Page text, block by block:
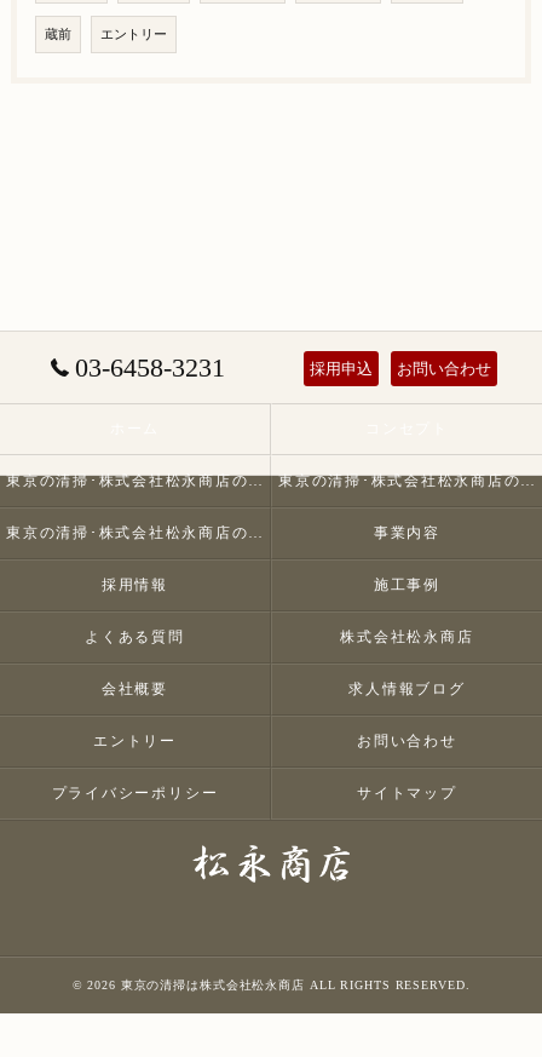
蔵前 エントリー
03-6458-3231 採用申込 お問い合わせ
東京の清掃･株式会社松永商店の口コミ情報 東京の清掃･株式会社松永商店の評判
東京の清掃･株式会社松永商店のお客様の声 事業内容
採用情報 施工事例
よくある質問 株式会社松永商店
会社概要 求人情報ブログ
エントリー お問い合わせ
プライバシーポリシー サイトマップ
© 2026 東京の清掃は株式会社松永商店 ALL RIGHTS RESERVED.